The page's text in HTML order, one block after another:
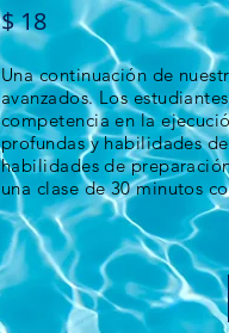
$ 18
Una continuación de
avanzados. Los
competencia en la
profundas y habilidades
habilidades de
una clase de 30 minutos